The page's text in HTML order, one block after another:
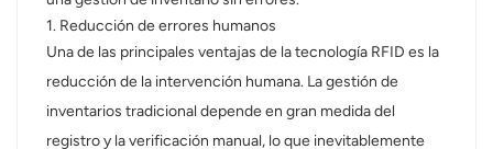
1. Reducción de errores humanos
Una de las principales ventajas de la tecnología RFID es la
reducción de la intervención humana. La gestión de
inventarios tradicional depende en gran medida del
registro y la verificación manual, lo que inevitablemente